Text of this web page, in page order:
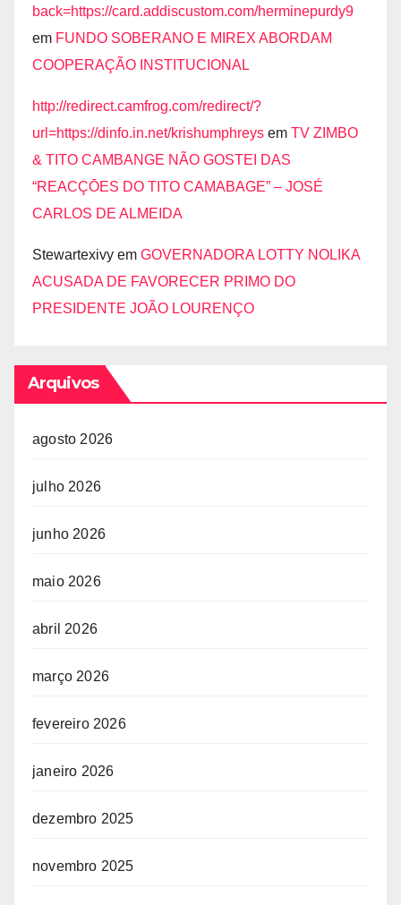
back=https://card.addiscustom.com/herminepurdy9
em FUNDO SOBERANO E MIREX ABORDAM
COOPERAÇÃO INSTITUCIONAL
http://redirect.camfrog.com/redirect/?
url=https://dinfo.in.net/krishumphreys em TV ZIMBO
& TITO CAMBANGE NÃO GOSTEI DAS
“REACÇŌES DO TITO CAMABAGE” – JOSÉ
CARLOS DE ALMEIDA
Stewartexivy em GOVERNADORA LOTTY NOLIKA
ACUSADA DE FAVORECER PRIMO DO
PRESIDENTE JOÃO LOURENÇO
Arquivos
agosto 2026
julho 2026
junho 2026
maio 2026
abril 2026
março 2026
fevereiro 2026
janeiro 2026
dezembro 2025
novembro 2025